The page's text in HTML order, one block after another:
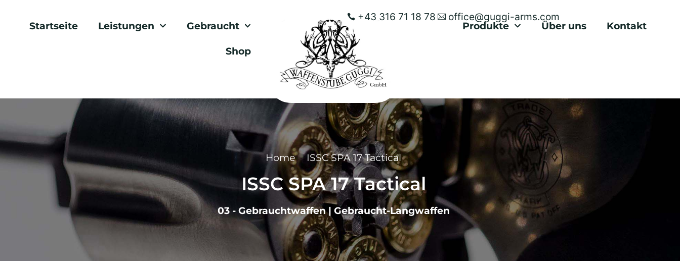
+43 316 71 18 78 office@guggi-arms.com
Startseite Leistungen Gebraucht
Shop
Produkte Über uns Kontakt
Home ISSC SPA 17 Tactical
ISSC SPA 17 Tactical
03 - Gebrauchtwaffen| Gebraucht-Langwaffen